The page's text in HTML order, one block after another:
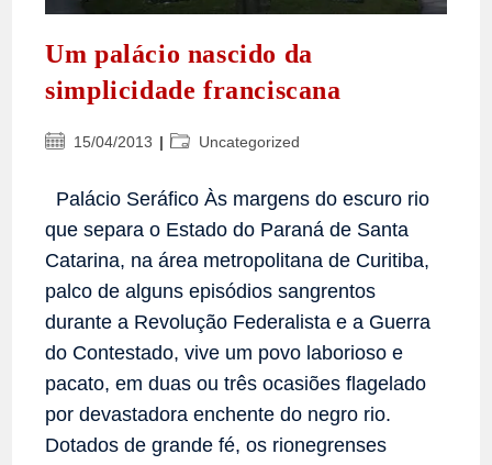
Um palácio nascido da
simplicidade franciscana
Post15/04/2013
Categoria
Uncategorized
Palácio Seráfico Às margens do escuro rio
que separa o Estado do Paraná de Santa
Catarina, na área metropolitana de Curitiba,
palco de alguns episódios sangrentos
durante a Revolução Federalista e a Guerra
do Contestado, vive um povo laborioso e
pacato, em duas ou três ocasiões flagelado
por devastadora enchente do negro rio.
Dotados de grande fé, os rionegrenses